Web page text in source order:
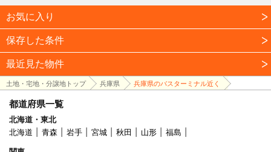
お気に入り
保存した条件
最近見た物件
土地・宅地・分譲地トップ 兵庫県 兵庫県のバスターミナル近く
都道府県一覧
北海道・東北
北海道
青森 岩手 宮城 秋田 山形
福島